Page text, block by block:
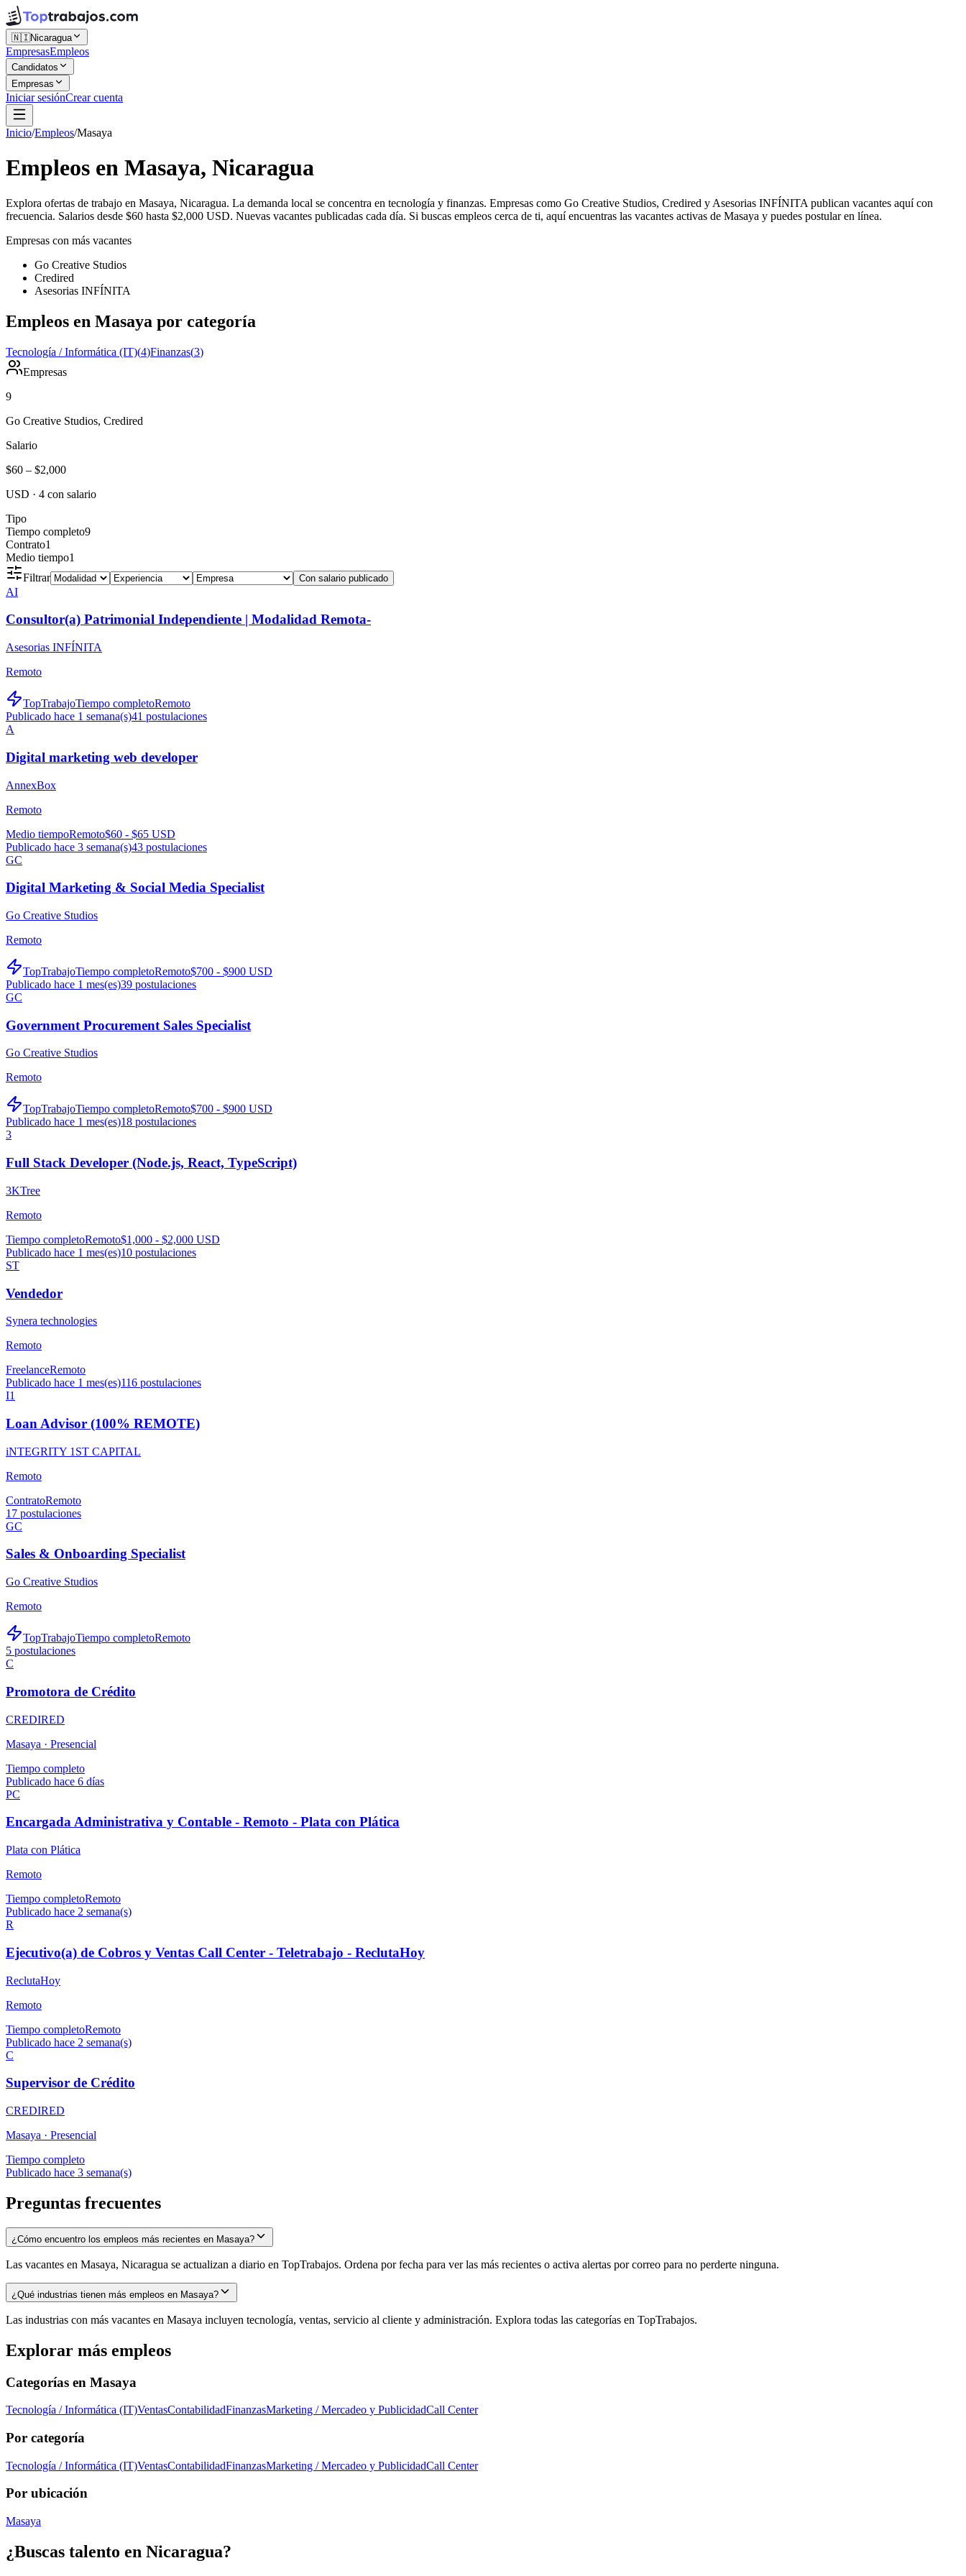
🇳🇮Nicaragua
EmpresasEmpleos
Candidatos
Empresas
Iniciar sesiónCrear cuenta
Inicio/Empleos/Masaya
Empleos en Masaya, Nicaragua
Explora ofertas de trabajo en Masaya, Nicaragua. La demanda local se concentra en tecnología y finanzas. Empresas como Go Creative Studios, Credired y Asesorias INFÍNITA publican vacantes aquí con
frecuencia. Salarios desde $60 hasta $2,000 USD. Nuevas vacantes publicadas cada día. Si buscas empleos cerca de ti, aquí encuentras las vacantes activas de Masaya y puedes postular en línea.
Empresas con más vacantes
Go Creative Studios
Credired
Asesorias INFÍNITA
Empleos en Masaya por categoría
Tecnología / Informática (IT)(4)Finanzas(3)
Empresas
9
Go Creative Studios, Credired
Salario
$60 – $2,000
USD · 4 con salario
Tipo
Tiempo completo9
Contrato1
Medio tiempo1
Filtrar
Con salario publicado
AI
Consultor(a) Patrimonial Independiente | Modalidad Remota-
Asesorias INFÍNITA
Remoto
TopTrabajoTiempo completoRemoto
Publicado hace 1 semana(s)41 postulaciones
A
Digital marketing web developer
AnnexBox
Remoto
Medio tiempoRemoto$60 - $65 USD
Publicado hace 3 semana(s)43 postulaciones
GC
Digital Marketing & Social Media Specialist
Go Creative Studios
Remoto
TopTrabajoTiempo completoRemoto$700 - $900 USD
Publicado hace 1 mes(es)39 postulaciones
GC
Government Procurement Sales Specialist
Go Creative Studios
Remoto
TopTrabajoTiempo completoRemoto$700 - $900 USD
Publicado hace 1 mes(es)18 postulaciones
3
Full Stack Developer (Node.js, React, TypeScript)
3KTree
Remoto
Tiempo completoRemoto$1,000 - $2,000 USD
Publicado hace 1 mes(es)10 postulaciones
ST
Vendedor
Synera technologies
Remoto
FreelanceRemoto
Publicado hace 1 mes(es)116 postulaciones
I1
Loan Advisor (100% REMOTE)
iNTEGRITY 1ST CAPITAL
Remoto
ContratoRemoto
17 postulaciones
GC
Sales & Onboarding Specialist
Go Creative Studios
Remoto
TopTrabajoTiempo completoRemoto
5 postulaciones
C
Promotora de Crédito
CREDIRED
Masaya · Presencial
Tiempo completo
Publicado hace 6 días
PC
Encargada Administrativa y Contable - Remoto - Plata con Plática
Plata con Plática
Remoto
Tiempo completoRemoto
Publicado hace 2 semana(s)
R
Ejecutivo(a) de Cobros y Ventas Call Center - Teletrabajo - ReclutaHoy
ReclutaHoy
Remoto
Tiempo completoRemoto
Publicado hace 2 semana(s)
C
Supervisor de Crédito
CREDIRED
Masaya · Presencial
Tiempo completo
Publicado hace 3 semana(s)
Preguntas frecuentes
¿Cómo encuentro los empleos más recientes en Masaya?
Las vacantes en Masaya, Nicaragua se actualizan a diario en TopTrabajos. Ordena por fecha para ver las más recientes o activa alertas por correo para no perderte ninguna.
¿Qué industrias tienen más empleos en Masaya?
Las industrias con más vacantes en Masaya incluyen tecnología, ventas, servicio al cliente y administración. Explora todas las categorías en TopTrabajos.
Explorar más empleos
Categorías en Masaya
Tecnología / Informática (IT)VentasContabilidadFinanzasMarketing / Mercadeo y PublicidadCall Center
Por categoría
Tecnología / Informática (IT)VentasContabilidadFinanzasMarketing / Mercadeo y PublicidadCall Center
Por ubicación
Masaya
¿Buscas talento en Nicaragua?